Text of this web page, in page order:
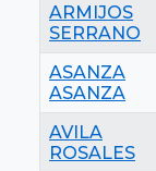
ARMIJOS
SERRANO
ASANZA
ASANZA
AVILA
ROSALES